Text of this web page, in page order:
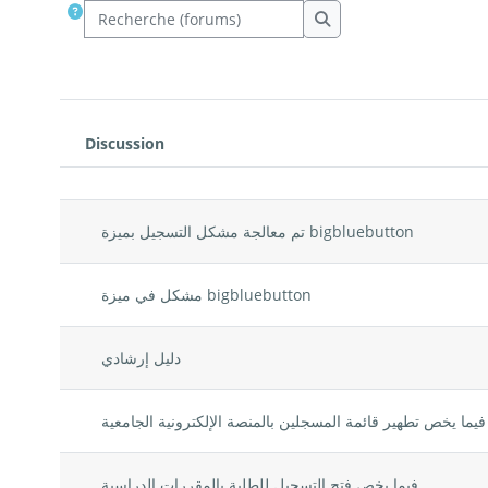
Recherche (forums)
Recherche (forums)
Statut
Discussion
تم معالجة مشكل التسجيل بميزة bigbluebutton
مشكل في ميزة bigbluebutton
دليل إرشادي
فيما يخص تطهير قائمة المسجلين بالمنصة الإلكترونية الجامعية